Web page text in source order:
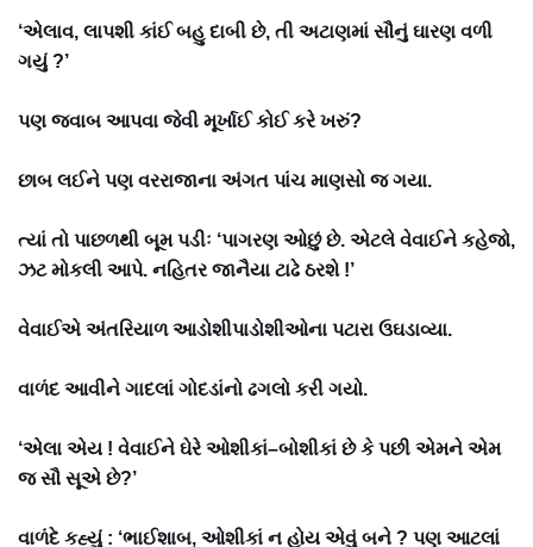
‘એલાવ, લાપશી કાંઈ બહુ દાબી છે, તી અટાણમાં સૌનું ઘારણ વળી
ગયું ?’
પણ જવાબ આપવા જેવી મૂર્ખાઈ કોઈ કરે ખરું?
છાબ લઈને પણ વરરાજાના અંગત પાંચ માણસો જ ગયા.
ત્યાં તો પાછળથી બૂમ પડીઃ ‘પાગરણ ઓછું છે. એટલે વેવાઈને કહેજો,
ઝટ મોકલી આપે. નહિતર જાનૈયા ટાઢે ઠરશે !’
વેવાઈએ અંતરિયાળ આડોશીપાડોશીઓના પટારા ઉઘડાવ્યા.
વાળંદ આવીને ગાદલાં ગોદડાંનો ઢગલો કરી ગયો.
‘એલા એય ! વેવાઈને ઘેરે ઓશીકાં–બોશીકાં છે કે પછી એમને એમ
જ સૌ સૂએ છે?’
વાળંદે કહ્યું : ‘ભાઈશાબ, ઓશીકાં ન હોય એવું બને ? પણ આટલાં